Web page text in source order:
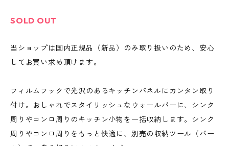
SOLD OUT
当ショップは国内正規品（新品）のみ取り扱いのため、安心
してお買い求め頂けます。
フィルムフックで光沢のあるキッチンパネルにカンタン取り
付け。おしゃれでスタイリッシュなウォールバーに、シンク
周りやコンロ周りのキッチン小物を一括収納します。シンク
周りやコンロ周りをもっと快適に、別売の収納ツール（パー